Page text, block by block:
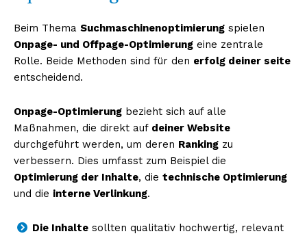
Beim Thema Suchmaschinenoptimierung spielen
Onpage- und Offpage-Optimierung eine zentrale
Rolle. Beide Methoden sind für den erfolg deiner seite
entscheidend.
Onpage-Optimierung bezieht sich auf alle
Maßnahmen, die direkt auf deiner Website
durchgeführt werden, um deren Ranking zu
verbessern. Dies umfasst zum Beispiel die
Optimierung der Inhalte, die technische Optimierung
und die interne Verlinkung.
Die Inhalte sollten qualitativ hochwertig, relevant